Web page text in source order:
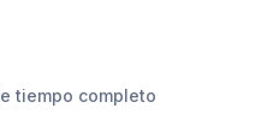
tiempo completo